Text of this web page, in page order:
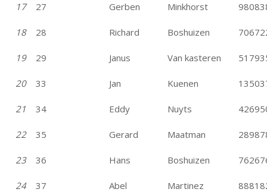
17 27 Gerben Minkhorst
18 28 Richard Boshuizen
19 29 Janus Van kasteren
20 33 Jan Kuenen
21 34 Eddy Nuyts
22 35 Gerard Maatman
23 36 Hans Boshuizen
24 37 Abel Martinez